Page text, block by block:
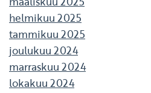
helmikuu 2025
tammikuu 2025
joulukuu 2024
marraskuu 2024
lokakuu 2024